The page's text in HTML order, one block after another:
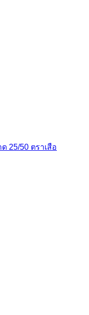
25/50 ตราเสือ